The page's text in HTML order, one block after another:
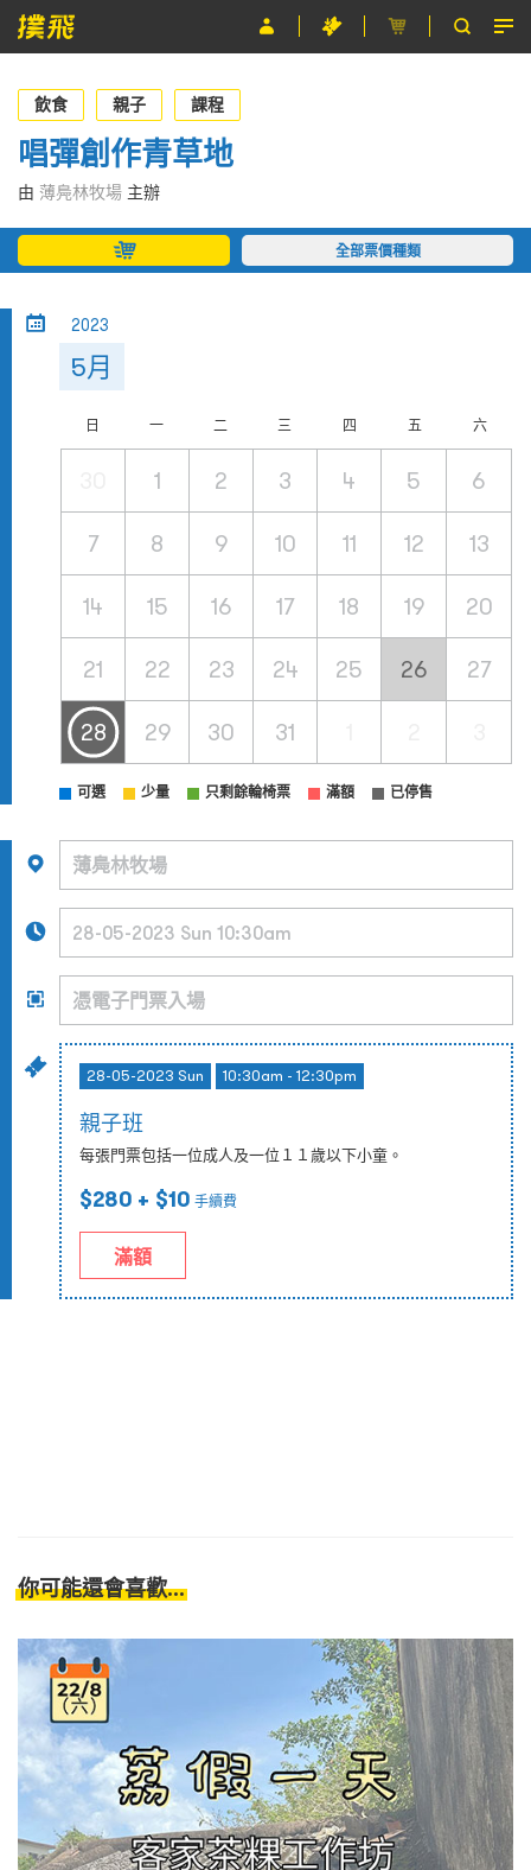
節目
主辦單位
關於撲飛
條款及細則
飲食 親子 課程
唱彈創作青草地
由 薄鳧林牧場 主辦
全部票價種類
2023
5月
日 一 二 三 四 五 六
1 2 3 4 5 6
7 8 9 10 11 12 13
14 15 16 17 18 19 20
21 22 23 24 25 26 27
28 29 30 31
可選 少量 只剩餘輪椅票 滿額 已停售
28-05-2023 Sun 10:30am - 12:30pm
親子班
每張門票包括一位成人及一位１１歲以下小童。
$280 + $10 手續費
滿額
你可能還會喜歡...